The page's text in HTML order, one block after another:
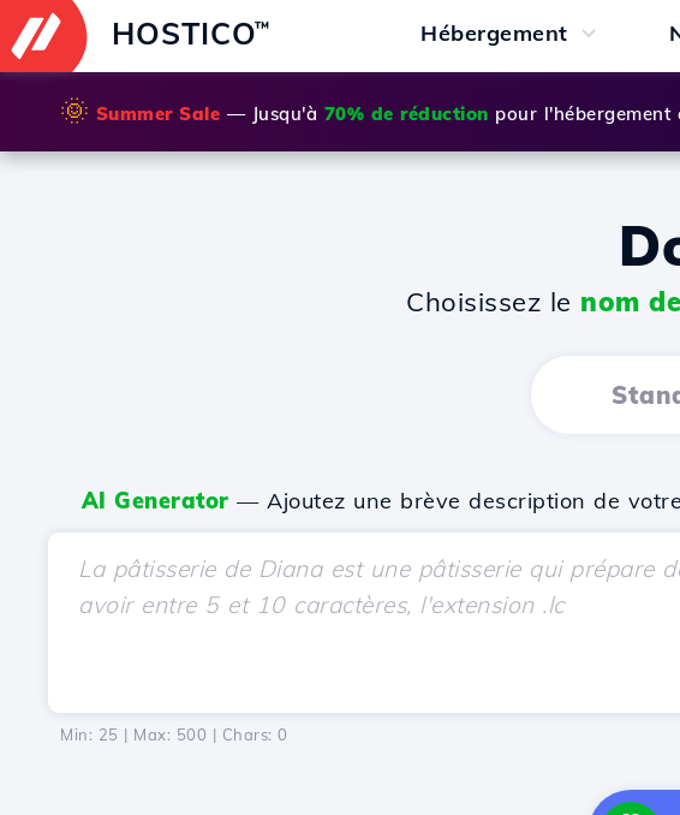
HOSTICO™ Hébergement
🌞 Summer Sale — Jusqu'à 70% de réduction pour l'hébergement
Choisissez le nom
AI Generator — Ajoutez une brève description de
Min: 25 | Max: 500 | Chars: 0